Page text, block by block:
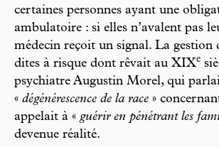
certaines personnes ayant une
ambulatoire : si elles n’avalent pas
médecin reçoit un signal. La gestion
dites à risque dont rêvait au XIXe
psychiatre Augustin Morel, qui
« dégénérescence de la race »
appelait à « guérir en pénétrant les
devenue réalité.